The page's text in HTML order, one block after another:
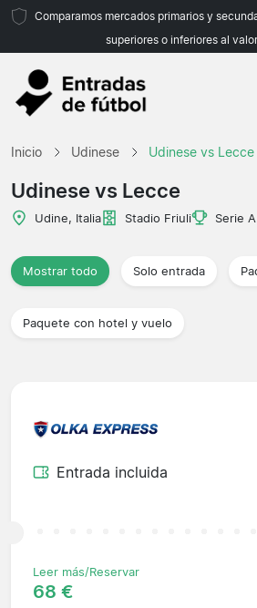
Comparamos mercados primarios y
superiores o inferiores al
Inicio Udinese Udinese vs Lecce
Udinese vs Lecce
Udine, Italia Stadio Friuli Serie A
Mostrar todo Solo entrada
Paquete con hotel y vuelo
Entrada incluida
Leer más/Reservar
68 €